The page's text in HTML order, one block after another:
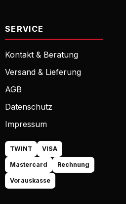
SERVICE
Kontakt & Beratung
Versand & Lieferung
AGB
Datenschutz
Impressum
TWINT VISA
Mastercard Rechnung
Vorauskasse